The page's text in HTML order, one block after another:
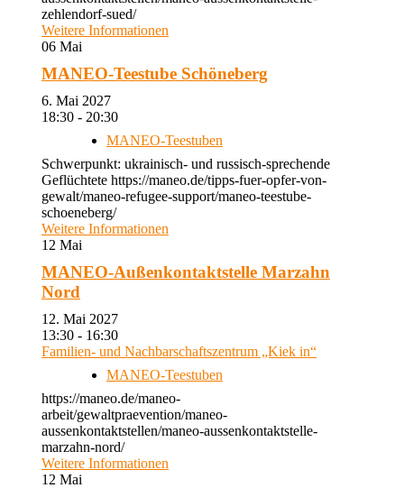
zehlendorf-sued/
Weitere Informationen
06 Mai
MANEO-Teestube Schöneberg
6. Mai 2027
18:30 - 20:30
MANEO-Teestuben
Schwerpunkt: ukrainisch- und russisch-sprechende
Geflüchtete https://maneo.de/tipps-fuer-opfer-von-
gewalt/maneo-refugee-support/maneo-teestube-
schoeneberg/
Weitere Informationen
12 Mai
MANEO-Außenkontaktstelle Marzahn
Nord
12. Mai 2027
13:30 - 16:30
Familien- und Nachbarschaftszentrum „Kiek in“
MANEO-Teestuben
https://maneo.de/maneo-
arbeit/gewaltpraevention/maneo-
aussenkontaktstellen/maneo-aussenkontaktstelle-
marzahn-nord/
Weitere Informationen
12 Mai